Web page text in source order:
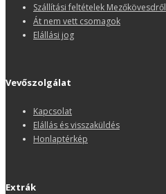
Szállítási feltételek Mezőkövesdről
Át nem vett csomagok
Elállási jog
Vevőszolgálat
Kapcsolat
Elállás és visszaküldés
Honlaptérkép
Extrák